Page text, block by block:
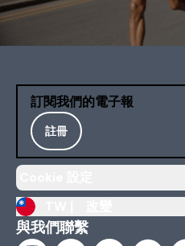
訂閱我們的電子報
註冊
與我們聯繫